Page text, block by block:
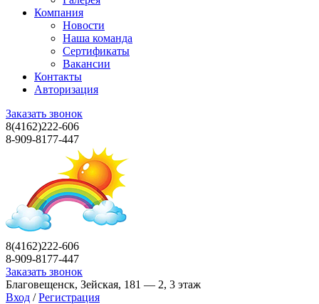
Компания
Новости
Наша команда
Сертификаты
Вакансии
Контакты
Авторизация
Заказать звонок
8(4162)222-606
8-909-8177-447
8(4162)222-606
8-909-8177-447
Заказать звонок
Благовещенск, Зейская, 181 — 2, 3 этаж
Вход / Регистрация